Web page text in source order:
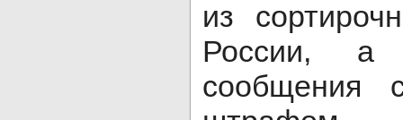
из
России,
сообщения